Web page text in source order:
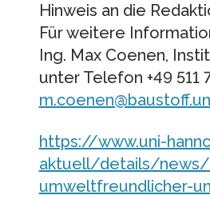
Hinweis an die
Für weitere
Ing. Max Coenen,
unter Telefon +49 511
https://www.uni-
aktuell/details/news/
umweltfreundlicher-